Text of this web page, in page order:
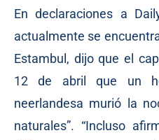
En declaraciones a
actualmente se
Estambul, dijo que el
12 de abril que un
neerlandesa murió la
naturales”. “Incluso